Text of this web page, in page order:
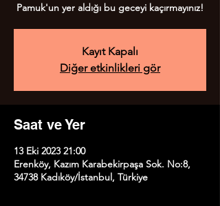
Pamuk'un yer aldığı bu geceyi kaçırmayınız!
Kayıt Kapalı
Diğer etkinlikleri gör
Saat ve Yer
13 Eki 2023 21:00
Erenköy, Kazım Karabekirpaşa Sok. No:8,
34738 Kadıköy/İstanbul, Türkiye